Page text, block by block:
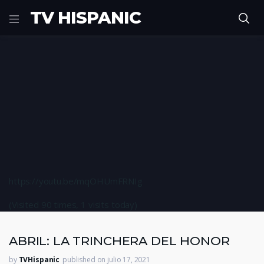
TV HISPANIC
ABRIL: LA TRINCHERA DEL HONOR
by TVHispanic published on julio 17, 2021